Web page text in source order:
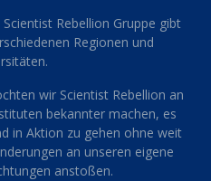
Rebellion Gruppe gibt
Regionen und
wir Scientist Rebellion an
bekannter machen, es
in Aktion zu gehen ohne weit
an unseren eigene
anstoßen.